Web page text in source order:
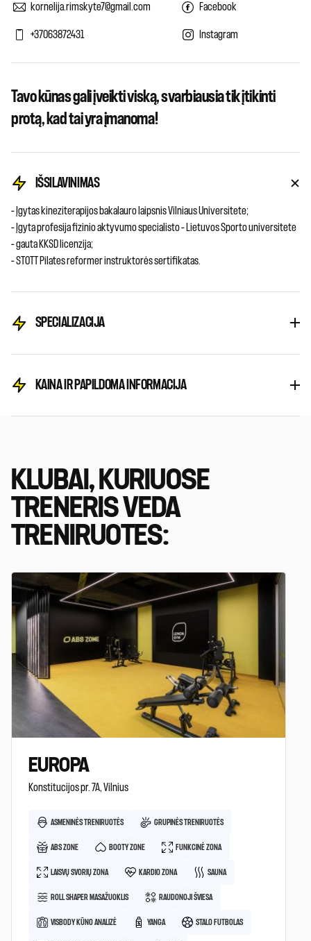
kornelija.rimskyte7@gmail.com
+37063872431
Facebook
Instagram
Tavo kūnas gali įveikti viską, svarbiausia tik įtikinti
protą, kad tai yra įmanoma!
IŠSILAVINIMAS
– Įgytas kineziterapijos bakalauro laipsnis Vilniaus Universitete;
– Įgyta profesija fizinio aktyvumo specialisto – Lietuvos Sporto universitete
– gauta KKSD licenzija;
– STOTT Pilates reformer instruktorės sertifikatas.
SPECIALIZACIJA
KAINA IR PAPILDOMA INFORMACIJA
KLUBAI, KURIUOSE
TRENERIS VEDA
TRENIRUOTES:
EUROPA
Konstitucijos pr. 7A, Vilnius
ASMENINĖS TRENIRUOTĖS GRUPINĖS TRENIRUOTĖS
ABS ZONE BOOTY ZONE FUNKCINĖ ZONA
LAISVŲ SVORIŲ ZONA KARDIO ZONA SAUNA
ROLL SHAPER MASAŽUOKLIS RAUDONOJI ŠVIESA
VISBODY KŪNO ANALIZĖ YANGA STALO FUTBOLAS